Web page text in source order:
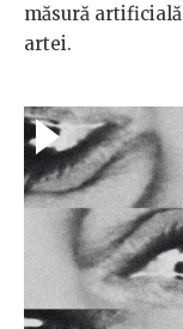
măsură
artei.